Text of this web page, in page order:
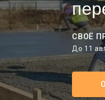
СВОЁ
До 11